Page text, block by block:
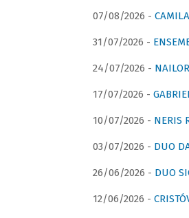
07/08/2026 -
31/07/2026 -
24/07/2026 -
17/07/2026 -
10/07/2026 - NERIS
03/07/2026 - DUO
26/06/2026 - DUO
12/06/2026 -